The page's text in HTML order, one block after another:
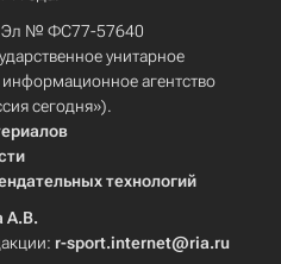
Эл № ФС77-57640
унитарное
агентство
сегодня»).
технологий
А.В.
r-sport.internet@ria.ru